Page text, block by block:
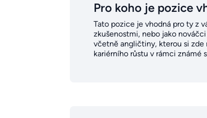
Pro koho je pozice
Tato pozice je vhodná pro ty z
zkušenostmi, nebo jako
včetně angličtiny, kterou si zde
kariérního růstu v rámci známé